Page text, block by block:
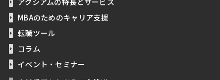
MBAのためのキャリア支援
転職ツール
コラム
イベント・セミナー